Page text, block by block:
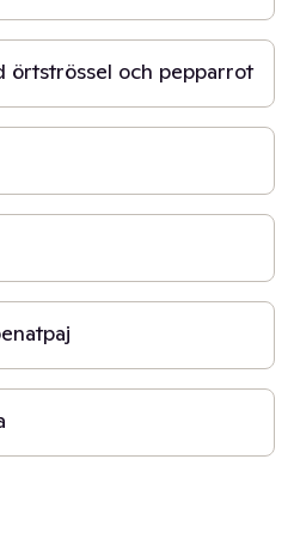
örtströssel och pepparrot